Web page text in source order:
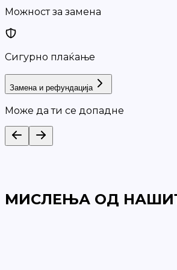
Можност за замена
Сигурно плаќање
Замена и рефундација
Може да ти се допадне
МИСЛЕЊА ОД